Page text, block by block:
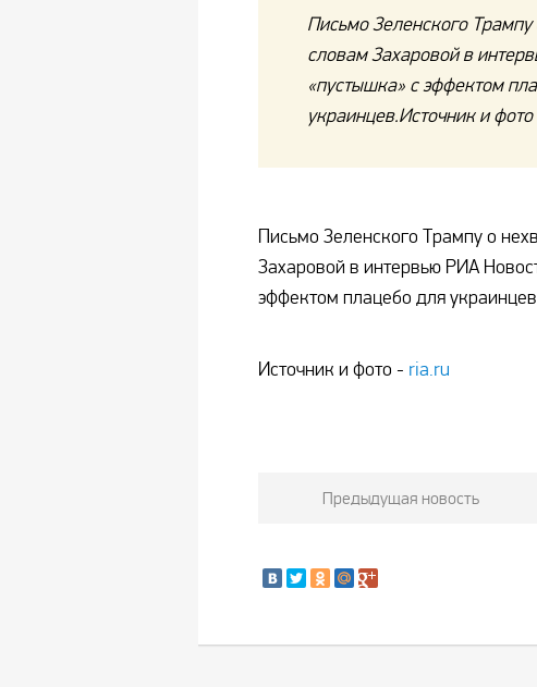
Письмо Зеленского
словам Захаровой в
«пустышка» с эффектом
украинцев.Источник и
Письмо Зеленского Трампу о
Захаровой в интервью РИА
эффектом плацебо для
Источник и фото - ria.ru
Предыдущая новость